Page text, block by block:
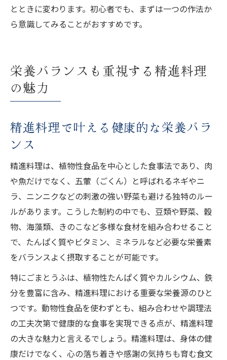
とときに変わります。初心者でも、まずは一つの作法か
ら意識してみることがおすすめです。
栄養バランスも重視する精進料理
の魅力
精進料理で叶える健康的な栄養バラ
ンス
精進料理は、植物性食品を中心とした食事法であり、肉
や魚だけでなく、五葷（ごくん）と呼ばれるネギやニ
ラ、ニンニクなどの刺激の強い野菜も避ける独特のルー
ルがあります。こうした制約の中でも、豆類や野菜、穀
物、海藻類、きのこなど多様な食材を組み合わせること
で、たんぱく質やビタミン、ミネラルなど必要な栄養素
をバランスよく摂取することが可能です。
特にごまとうふは、植物性たんぱく質やカルシウム、鉄
分を豊富に含み、精進料理における重要な栄養源のひと
つです。動物性食品を使わずとも、組み合わせや調理法
の工夫次第で健康的な食事を実現できる点が、精進料理
の大きな魅力と言えるでしょう。精進料理は、身体の健
康だけでなく、心の落ち着きや感謝の気持ちも育む食文